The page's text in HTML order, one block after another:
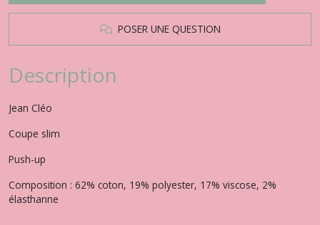
POSER UNE QUESTION
Description
Jean Cléo
Coupe slim
Push-up
Composition : 62% coton, 19% polyester, 17% viscose, 2%
élasthanne